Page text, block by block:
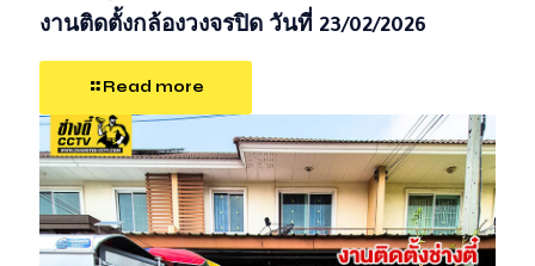
งานติดตั้งกล้องวงจรปิด วันที่ 23/02/2026
Read more